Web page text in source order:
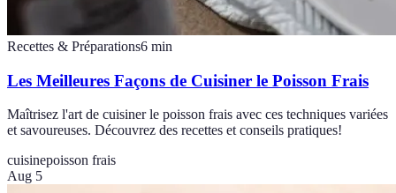
Recettes & Préparations6 min
Les Meilleures Façons de Cuisiner le Poisson Frais
Maîtrisez l'art de cuisiner le poisson frais avec ces techniques variées
et savoureuses. Découvrez des recettes et conseils pratiques!
cuisinepoisson frais
Aug 5